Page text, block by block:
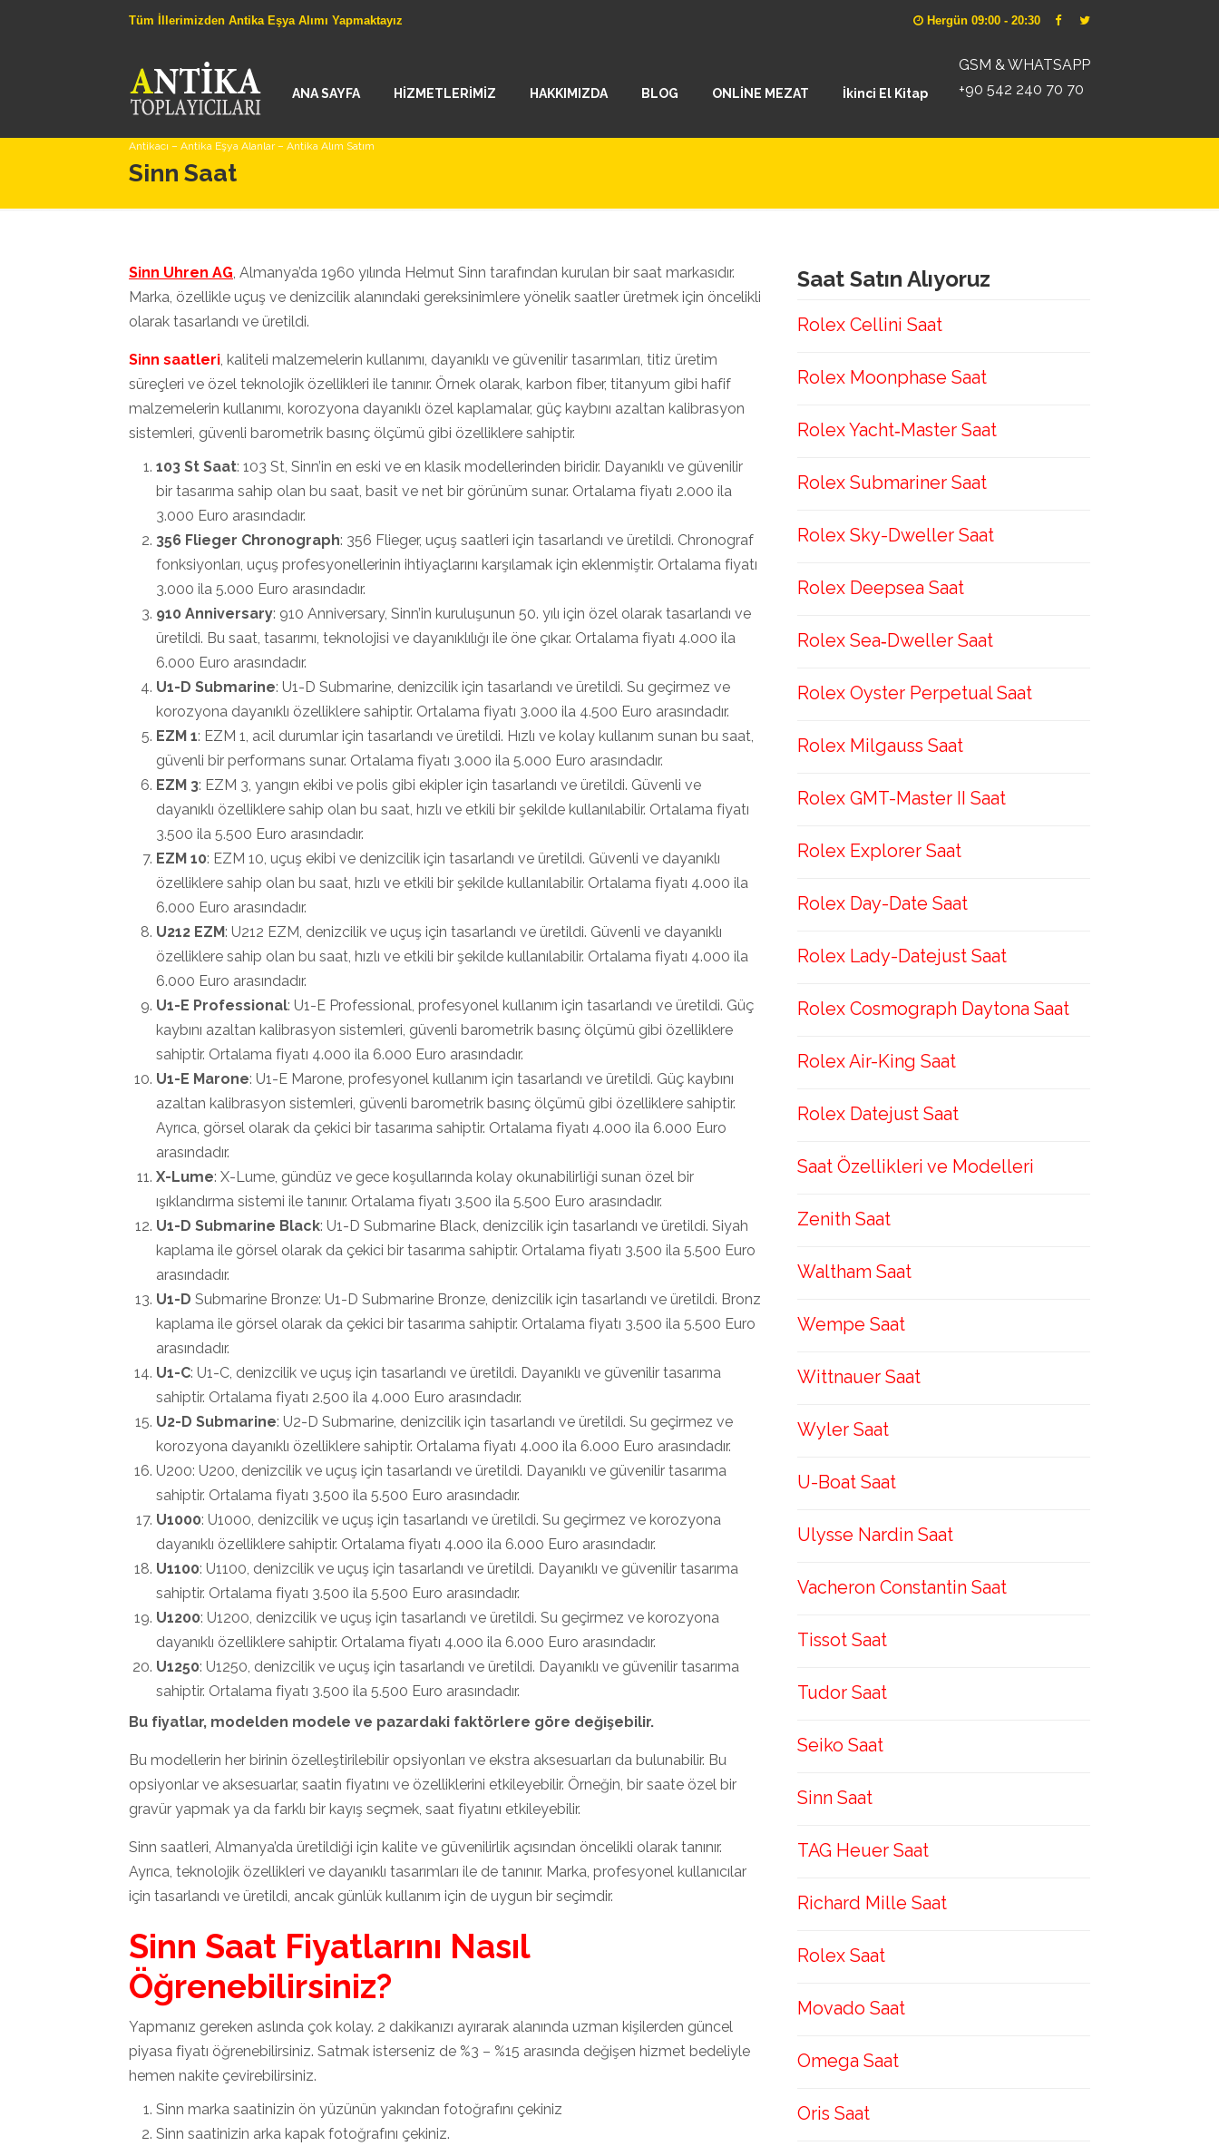
Tüm İllerimizden Antika Eşya Alımı Yapmaktayız Hergün 09:00 - 20:30
Antikacı – Antika Eşya Alanlar – Antika Alım Satım
GSM & WHATSAPP
+90 542 240 70 70
ANA SAYFA HİZMETLERİMİZ HAKKIMIZDA BLOG ONLİNE MEZAT İkinci El Kitap
Sinn Saat
Sinn Uhren AG, Almanya’da 1960 yılında Helmut Sinn tarafından kurulan bir saat markasıdır.
Marka, özellikle uçuş ve denizcilik alanındaki gereksinimlere yönelik saatler üretmek için öncelikli
olarak tasarlandı ve üretildi.
Sinn saatleri, kaliteli malzemelerin kullanımı, dayanıklı ve güvenilir tasarımları, titiz üretim
süreçleri ve özel teknolojik özellikleri ile tanınır. Örnek olarak, karbon fiber, titanyum gibi hafif
malzemelerin kullanımı, korozyona dayanıklı özel kaplamalar, güç kaybını azaltan kalibrasyon
sistemleri, güvenli barometrik basınç ölçümü gibi özelliklere sahiptir.
103 St Saat: 103 St, Sinn’in en eski ve en klasik modellerinden biridir. Dayanıklı ve güvenilir
bir tasarıma sahip olan bu saat, basit ve net bir görünüm sunar. Ortalama fiyatı 2.000 ila
3.000 Euro arasındadır.
356 Flieger Chronograph: 356 Flieger, uçuş saatleri için tasarlandı ve üretildi. Chronograf
fonksiyonları, uçuş profesyonellerinin ihtiyaçlarını karşılamak için eklenmiştir. Ortalama fiyatı
3.000 ila 5.000 Euro arasındadır.
910 Anniversary: 910 Anniversary, Sinn’in kuruluşunun 50. yılı için özel olarak tasarlandı ve
üretildi. Bu saat, tasarımı, teknolojisi ve dayanıklılığı ile öne çıkar. Ortalama fiyatı 4.000 ila
6.000 Euro arasındadır.
U1-D Submarine: U1-D Submarine, denizcilik için tasarlandı ve üretildi. Su geçirmez ve
korozyona dayanıklı özelliklere sahiptir. Ortalama fiyatı 3.000 ila 4.500 Euro arasındadır.
EZM 1: EZM 1, acil durumlar için tasarlandı ve üretildi. Hızlı ve kolay kullanım sunan bu saat,
güvenli bir performans sunar. Ortalama fiyatı 3.000 ila 5.000 Euro arasındadır.
EZM 3: EZM 3, yangın ekibi ve polis gibi ekipler için tasarlandı ve üretildi. Güvenli ve
dayanıklı özelliklere sahip olan bu saat, hızlı ve etkili bir şekilde kullanılabilir. Ortalama fiyatı
3.500 ila 5.500 Euro arasındadır.
EZM 10: EZM 10, uçuş ekibi ve denizcilik için tasarlandı ve üretildi. Güvenli ve dayanıklı
özelliklere sahip olan bu saat, hızlı ve etkili bir şekilde kullanılabilir. Ortalama fiyatı 4.000 ila
6.000 Euro arasındadır.
U212 EZM: U212 EZM, denizcilik ve uçuş için tasarlandı ve üretildi. Güvenli ve dayanıklı
özelliklere sahip olan bu saat, hızlı ve etkili bir şekilde kullanılabilir. Ortalama fiyatı 4.000 ila
6.000 Euro arasındadır.
U1-E Professional: U1-E Professional, profesyonel kullanım için tasarlandı ve üretildi. Güç
kaybını azaltan kalibrasyon sistemleri, güvenli barometrik basınç ölçümü gibi özelliklere
sahiptir. Ortalama fiyatı 4.000 ila 6.000 Euro arasındadır.
U1-E Marone: U1-E Marone, profesyonel kullanım için tasarlandı ve üretildi. Güç kaybını
azaltan kalibrasyon sistemleri, güvenli barometrik basınç ölçümü gibi özelliklere sahiptir.
Ayrıca, görsel olarak da çekici bir tasarıma sahiptir. Ortalama fiyatı 4.000 ila 6.000 Euro
arasındadır.
X-Lume: X-Lume, gündüz ve gece koşullarında kolay okunabilirliği sunan özel bir
ışıklandırma sistemi ile tanınır. Ortalama fiyatı 3.500 ila 5.500 Euro arasındadır.
U1-D Submarine Black: U1-D Submarine Black, denizcilik için tasarlandı ve üretildi. Siyah
kaplama ile görsel olarak da çekici bir tasarıma sahiptir. Ortalama fiyatı 3.500 ila 5.500 Euro
arasındadır.
U1-D Submarine Bronze: U1-D Submarine Bronze, denizcilik için tasarlandı ve üretildi. Bronz
kaplama ile görsel olarak da çekici bir tasarıma sahiptir. Ortalama fiyatı 3.500 ila 5.500 Euro
arasındadır.
U1-C: U1-C, denizcilik ve uçuş için tasarlandı ve üretildi. Dayanıklı ve güvenilir tasarıma
sahiptir. Ortalama fiyatı 2.500 ila 4.000 Euro arasındadır.
U2-D Submarine: U2-D Submarine, denizcilik için tasarlandı ve üretildi. Su geçirmez ve
korozyona dayanıklı özelliklere sahiptir. Ortalama fiyatı 4.000 ila 6.000 Euro arasındadır.
U200: U200, denizcilik ve uçuş için tasarlandı ve üretildi. Dayanıklı ve güvenilir tasarıma
sahiptir. Ortalama fiyatı 3.500 ila 5.500 Euro arasındadır.
U1000: U1000, denizcilik ve uçuş için tasarlandı ve üretildi. Su geçirmez ve korozyona
dayanıklı özelliklere sahiptir. Ortalama fiyatı 4.000 ila 6.000 Euro arasındadır.
U1100: U1100, denizcilik ve uçuş için tasarlandı ve üretildi. Dayanıklı ve güvenilir tasarıma
sahiptir. Ortalama fiyatı 3.500 ila 5.500 Euro arasındadır.
U1200: U1200, denizcilik ve uçuş için tasarlandı ve üretildi. Su geçirmez ve korozyona
dayanıklı özelliklere sahiptir. Ortalama fiyatı 4.000 ila 6.000 Euro arasındadır.
U1250: U1250, denizcilik ve uçuş için tasarlandı ve üretildi. Dayanıklı ve güvenilir tasarıma
sahiptir. Ortalama fiyatı 3.500 ila 5.500 Euro arasındadır.
Bu fiyatlar, modelden modele ve pazardaki faktörlere göre değişebilir.
Bu modellerin her birinin özelleştirilebilir opsiyonları ve ekstra aksesuarları da bulunabilir. Bu
opsiyonlar ve aksesuarlar, saatin fiyatını ve özelliklerini etkileyebilir. Örneğin, bir saate özel bir
gravür yapmak ya da farklı bir kayış seçmek, saat fiyatını etkileyebilir.
Sinn saatleri, Almanya’da üretildiği için kalite ve güvenilirlik açısından öncelikli olarak tanınır.
Ayrıca, teknolojik özellikleri ve dayanıklı tasarımları ile de tanınır. Marka, profesyonel kullanıcılar
için tasarlandı ve üretildi, ancak günlük kullanım için de uygun bir seçimdir.
Sinn Saat Fiyatlarını Nasıl
Öğrenebilirsiniz?
Yapmanız gereken aslında çok kolay. 2 dakikanızı ayırarak alanında uzman kişilerden güncel
piyasa fiyatı öğrenebilirsiniz. Satmak isterseniz de %3 – %15 arasında değişen hizmet bedeliyle
hemen nakite çevirebilirsiniz.
Sinn marka saatinizin ön yüzünün yakından fotoğrafını çekiniz
Sinn saatinizin arka kapak fotoğrafını çekiniz.
Saat Satın Alıyoruz
Rolex Cellini Saat
Rolex Moonphase Saat
Rolex Yacht‑Master Saat
Rolex Submariner Saat
Rolex Sky-Dweller Saat
Rolex Deepsea Saat
Rolex Sea‑Dweller Saat
Rolex Oyster Perpetual Saat
Rolex Milgauss Saat
Rolex GMT-Master II Saat
Rolex Explorer Saat
Rolex Day-Date Saat
Rolex Lady-Datejust Saat
Rolex Cosmograph Daytona Saat
Rolex Air-King Saat
Rolex Datejust Saat
Saat Özellikleri ve Modelleri
Zenith Saat
Waltham Saat
Wempe Saat
Wittnauer Saat
Wyler Saat
U-Boat Saat
Ulysse Nardin Saat
Vacheron Constantin Saat
Tissot Saat
Tudor Saat
Seiko Saat
Sinn Saat
TAG Heuer Saat
Richard Mille Saat
Rolex Saat
Movado Saat
Omega Saat
Oris Saat